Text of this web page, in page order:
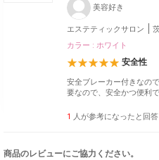
美容好き
エステティックサロン
カラー : ホワイト
安全性
安全ブレーカー付きなの
要なので、安全かつ便利
1 人が参考になったと回答
商品のレビューにご協力ください。